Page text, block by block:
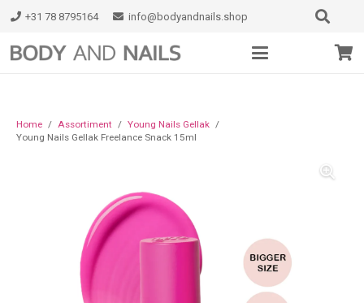
+31 78 8795164 info@bodyandnails.shop
Home / Assortiment / Young Nails Gellak /
Young Nails Gellak Freelance Snack 15ml